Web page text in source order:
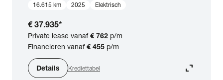
16.615 km 2025 Elektrisch
€ 37.935*
Private lease vanaf€ 762 p/m
Financieren vanaf€ 455 p/m
Details Krediettabel expand_content